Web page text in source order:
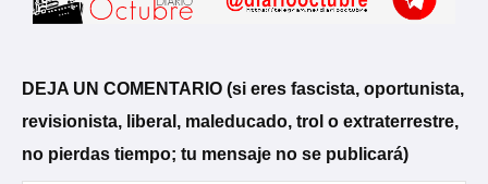
DEJA UN COMENTARIO (si eres fascista, oportunista,
revisionista, liberal, maleducado, trol o extraterrestre,
no pierdas tiempo; tu mensaje no se publicará)